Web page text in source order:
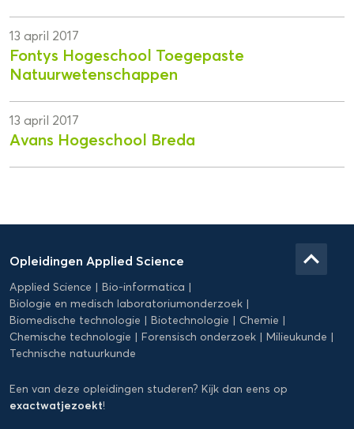
13 april 2017
Fontys Hogeschool Toegepaste
Natuurwetenschappen
13 april 2017
Avans Hogeschool Breda
Applied
Science
Opleidingen Applied Science
Applied Science
Bio-informatica
Biologie en medisch laboratoriumonderzoek
Biomedische technologie
Biotechnologie
Chemie
Chemische technologie
Forensisch onderzoek
Milieukunde
Technische natuurkunde
Een van deze opleidingen studeren? Kijk dan eens op
exactwatjezoekt!
keyboard_arrow_up